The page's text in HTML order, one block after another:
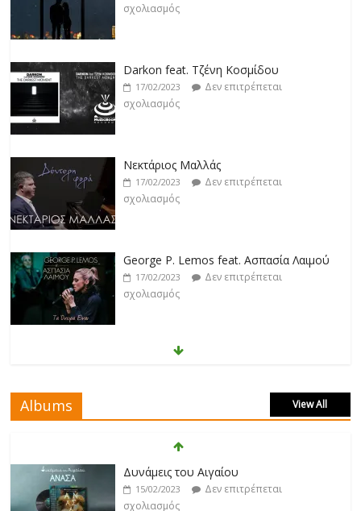
σχολιασμός
Darkon feat. Τζένη Κοσμίδου
17/02/2023
Δεν επιτρέπεται
σχολιασμός
Νεκτάριος Μαλλάς
17/02/2023
Δεν επιτρέπεται
σχολιασμός
George P. Lemos feat. Ασπασία Λαιμού
17/02/2023
Δεν επιτρέπεται
σχολιασμός
Μάριος Δαρβίρας
17/02/2023
Δεν επιτρέπεται
σχολιασμός
Albums View All
Δυνάμεις του Αιγαίου
15/02/2023
Δεν επιτρέπεται
σχολιασμός